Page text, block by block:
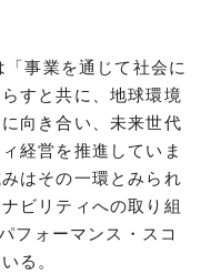
事業を通じて社会に
すと共に、地球環境
向き合い、未来世代
経営を推進していま
はその一環とみられ
ビリティへの取り組
フォーマンス・スコ
る。